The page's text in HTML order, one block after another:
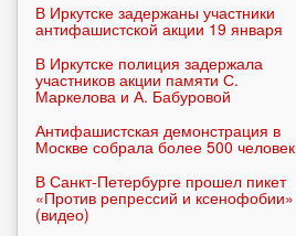
В Иркутске задержаны участники
антифашистской акции 19 января
В Иркутске полиция задержала
участников акции памяти С.
Маркелова и А. Бабуровой
Антифашистская демонстрация в
Москве собрала более 500 человек
В Санкт-Петербурге прошел пикет
«Против репрессий и ксенофобии»
(видео)